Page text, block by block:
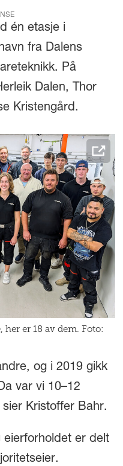
én etasje i
fra Dalens
På
Dalen, Thor
Kristengård.
er 18 av dem. Foto:
og i 2019 gikk
var vi 10–12
Kristoffer Bahr.
eierforholdet er delt